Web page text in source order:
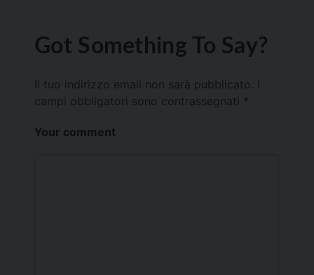
Got Something To Say?
Il tuo indirizzo email non sarà pubblicato.
campi obbligatori sono contrassegnati *
Your comment